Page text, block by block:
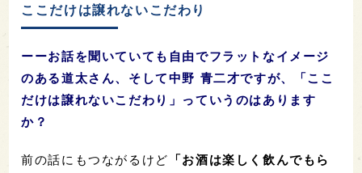
ここだけは譲れないこだわり
ーーお話を聞いていても自由でフラットなイメージ
のある道太さん、そして中野 青二才ですが、「ここ
だけは譲れないこだわり」っていうのはあります
か？
前の話にもつながるけど
「お酒は楽しく飲んでもら